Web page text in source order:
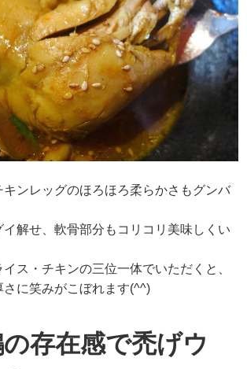
キンレッグのほろほろ柔らかさもグンバ
イ解せ、軟骨部分もコリコリ美味しくい
ス・チキンの三位一体でいただくと、
さに笑みがこぼれます(^^)
存在感で禿げウ